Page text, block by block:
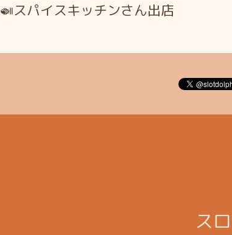
🍛スパイスキッチンさん出店
ス